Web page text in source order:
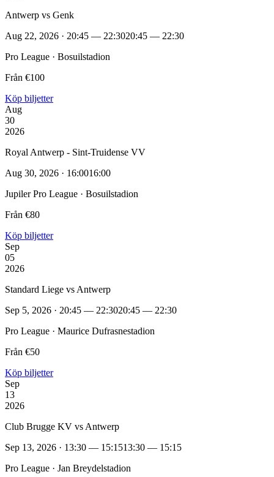
Antwerp vs Genk
Aug 22, 2026 · 20:45 — 22:3020:45 — 22:30
Pro League · Bosuilstadion
Från €100
Köp biljetter
Aug
30
2026
Royal Antwerp - Sint-Truidense VV
Aug 30, 2026 · 16:0016:00
Jupiler Pro League · Bosuilstadion
Från €80
Köp biljetter
Sep
05
2026
Standard Liege vs Antwerp
Sep 5, 2026 · 20:45 — 22:3020:45 — 22:30
Pro League · Maurice Dufrasnestadion
Från €50
Köp biljetter
Sep
13
2026
Club Brugge KV vs Antwerp
Sep 13, 2026 · 13:30 — 15:1513:30 — 15:15
Pro League · Jan Breydelstadion